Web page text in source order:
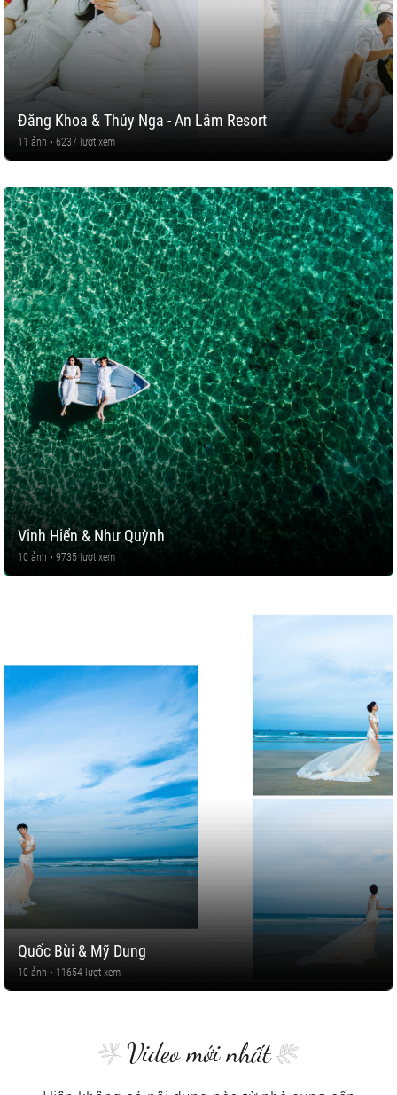
Đăng Khoa & Thúy Nga - An Lâm Resort
11 ảnh • 6237 lượt xem
Vinh Hiển & Như Quỳnh
10 ảnh • 9735 lượt xem
Quốc Bùi & Mỹ Dung
10 ảnh • 11654 lượt xem
Video mới nhất